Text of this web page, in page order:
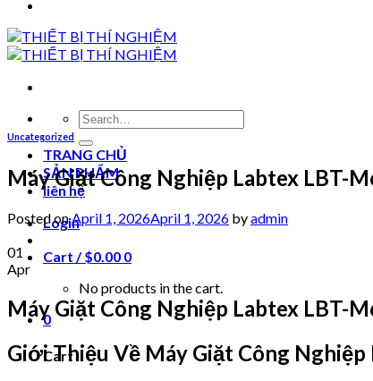
Search
for:
TRANG CHỦ
SẢN PHẨM
liên hệ
Login
Cart /$0.00 0
No products in the cart.
0
Cart
Uncategorized
Máy Giặt Công Nghiệp Labtex LBT-
Posted onApril 1, 2026April 1, 2026 byadmin
01
Apr
Máy Giặt Công Nghiệp Labtex LBT-
Giới Thiệu Về Máy Giặt Công Nghiệp